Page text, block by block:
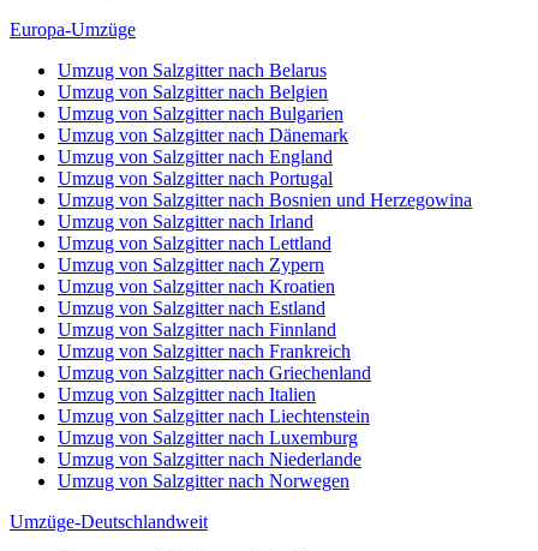
Europa-Umzüge
Umzug von Salzgitter nach Belarus
Umzug von Salzgitter nach Belgien
Umzug von Salzgitter nach Bulgarien
Umzug von Salzgitter nach Dänemark
Umzug von Salzgitter nach England
Umzug von Salzgitter nach Portugal
Umzug von Salzgitter nach Bosnien und Herzegowina
Umzug von Salzgitter nach Irland
Umzug von Salzgitter nach Lettland
Umzug von Salzgitter nach Zypern
Umzug von Salzgitter nach Kroatien
Umzug von Salzgitter nach Estland
Umzug von Salzgitter nach Finnland
Umzug von Salzgitter nach Frankreich
Umzug von Salzgitter nach Griechenland
Umzug von Salzgitter nach Italien
Umzug von Salzgitter nach Liechtenstein
Umzug von Salzgitter nach Luxemburg
Umzug von Salzgitter nach Niederlande
Umzug von Salzgitter nach Norwegen
Umzüge-Deutschlandweit